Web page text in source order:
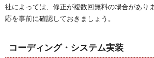
社によっては、修正が複数回無料の場合があり
応を事前に確認しておきましょう。
コーディング・システム実装